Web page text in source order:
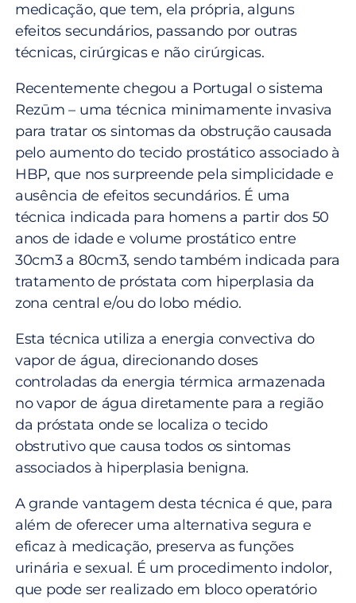
medicação, que tem, ela própria, alguns
efeitos secundários, passando por outras
técnicas, cirúrgicas e não cirúrgicas.
Recentemente chegou a Portugal o sistema
Rezūm – uma técnica minimamente invasiva
para tratar os sintomas da obstrução causada
pelo aumento do tecido prostático associado à
HBP, que nos surpreende pela simplicidade e
ausência de efeitos secundários. É uma
técnica indicada para homens a partir dos 50
anos de idade e volume prostático entre
30cm3 a 80cm3, sendo também indicada para
tratamento de próstata com hiperplasia da
zona central e/ou do lobo médio.
Esta técnica utiliza a energia convectiva do
vapor de água, direcionando doses
controladas da energia térmica armazenada
no vapor de água diretamente para a região
da próstata onde se localiza o tecido
obstrutivo que causa todos os sintomas
associados à hiperplasia benigna.
A grande vantagem desta técnica é que, para
além de oferecer uma alternativa segura e
eficaz à medicação, preserva as funções
urinária e sexual. É um procedimento indolor,
que pode ser realizado em bloco operatório